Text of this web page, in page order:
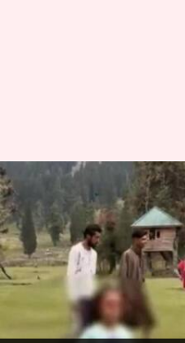
Pahalgam:
వ్యాలీలో
అనుమానాలు..?
వ్రాసిన వారు Jayachandra Akuri Apr
ఈ వార్తాకథనం ఏంటి